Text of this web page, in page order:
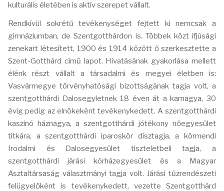
kulturális életében is aktív szerepet vállalt.
Rendkívül sokrétű tevékenységet fejtett ki nemcsak a
gimnáziumban, de Szentgotthárdon is. Többek közt ifjúsági
zenekart létesített, 1900 és 1914 között ő szerkesztette a
Szent-Gotthárd című lapot. Hivatásának gyakorlása mellett
élénk részt vállalt a társadalmi és megyei életben is:
Vasvármegye törvényhatósági bizottságának tagja volt, a
szentgotthárdi Dalosegyletnek 18 éven át a karnagya, 30
évig pedig az elnökeként tevékenykedett. A szentgotthárdi
kaszinó háznagya, a szentgotthárdi jótékony nőegyesület
titkára, a szentgotthárdi iparoskör dísztagja, a körmendi
Irodalmi és Dalosegyesület tiszteletbeli tagja, a
szentgotthárdi járási kórházegyesület és a Magyar
Asztaltársaság választmányi tagja volt. Járási tűzrendészeti
felügyelőként is tevékenykedett, vezette Szentgotthárd